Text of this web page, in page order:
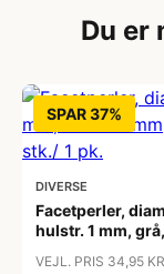
Du er
SPAR 37%
DIVERSE
Facetperler,
hulstr. 1 mm,
VEJL. PRIS 34,95 KR